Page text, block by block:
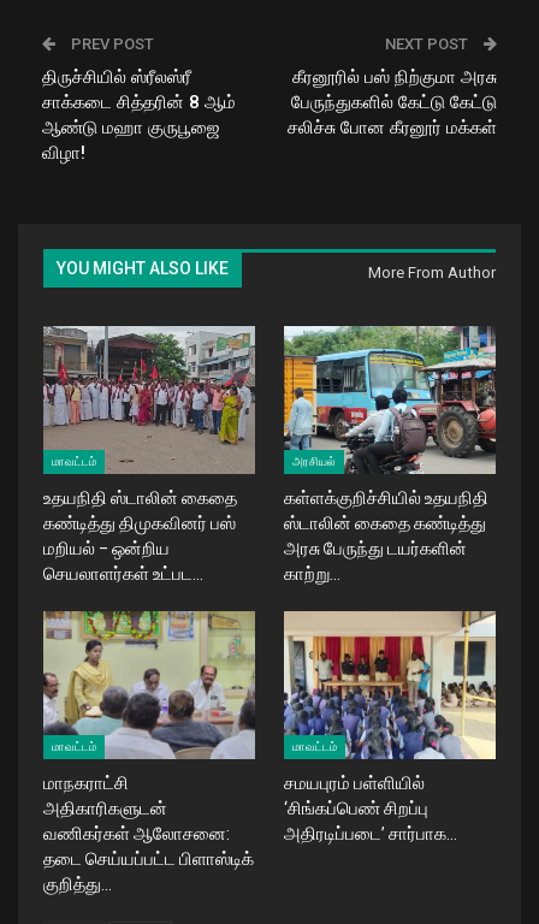
PREV POST
திருச்சியில் ஸ்ரீலஸ்ரீ
சாக்கடை சித்தரின் 8 ஆம்
ஆண்டு மஹா குருபூஜை
விழா!
NEXT POST
கீரனூரில் பஸ் நிற்குமா அரசு
பேருந்துகளில் கேட்டு கேட்டு
சலிச்சு போன கீரனூர் மக்கள்
YOU MIGHT ALSO LIKE More From Author
மாவட்டம்
உதயநிதி ஸ்டாலின் கைதை
கண்டித்து திமுகவினர் பஸ்
மறியல் – ஒன்றிய
செயலாளர்கள் உட்பட…
அரசியல்
கள்ளக்குறிச்சியில் உதயநிதி
ஸ்டாலின் கைதை கண்டித்து
அரசு பேருந்து டயர்களின்
காற்று…
மாவட்டம்
மாநகராட்சி
அதிகாரிகளுடன்
வணிகர்கள் ஆலோசனை:
தடை செய்யப்பட்ட பிளாஸ்டிக்
குறித்து…
மாவட்டம்
சமயபுரம் பள்ளியில்
‘சிங்கப்பெண் சிறப்பு
அதிரடிப்படை’ சார்பாக…